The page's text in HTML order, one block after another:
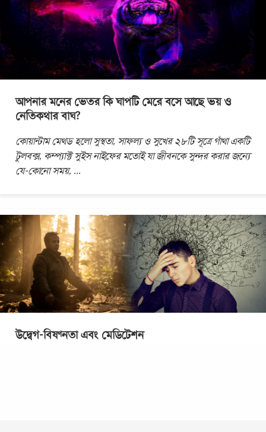
আপনার মনের ভেতর কি ঘাপটি মেরে বসে আছে ভয় ও
নেতিকথার বাঘ?
কোয়ান্টাম মেথড হলো সুস্থতা, সাফল্য ও সুখের ২৮টি সূত্রে গাঁথা একটি
টুলবক্স, কম্প্যাক্ট সুইস নাইফের মতোই যা জীবনকে সুন্দর করার জন্যে
যে-কোনো সময়, ...
উদ্বেগ-বিষণ্নতা এবং মেডিটেশন